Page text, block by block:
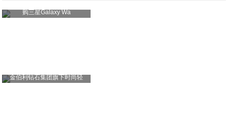
购三星Galaxy Wa
金伯利钻石集团旗下时尚轻